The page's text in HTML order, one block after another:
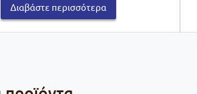
Διαβάστε περισσότερα